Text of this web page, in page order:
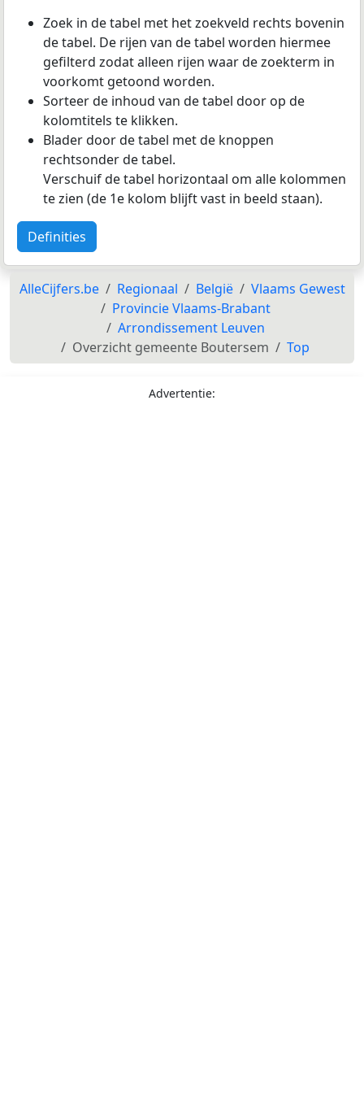
Zoek in de tabel met het zoekveld rechts bovenin
de tabel. De rijen van de tabel worden hiermee
gefilterd zodat alleen rijen waar de zoekterm in
voorkomt getoond worden.
Sorteer de inhoud van de tabel door op de
kolomtitels te klikken.
Blader door de tabel met de knoppen
rechtsonder de tabel.
Verschuif de tabel horizontaal om alle kolommen
te zien (de 1e kolom blijft vast in beeld staan).
Definities
AlleCijfers.be Regionaal België
Vlaams Gewest
Provincie Vlaams-Brabant
Arrondissement Leuven
Overzicht gemeente Boutersem
Top
Advertentie: